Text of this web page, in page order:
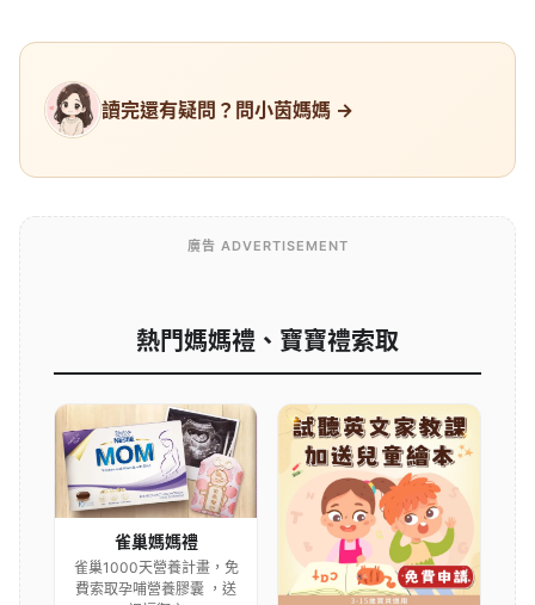
讀完還有疑問？問小茵媽媽 →
廣告 ADVERTISEMENT
熱門媽媽禮、寶寶禮索取
雀巢媽媽禮
雀巢1000天營養計畫，免
費索取孕哺營養膠囊 ，送